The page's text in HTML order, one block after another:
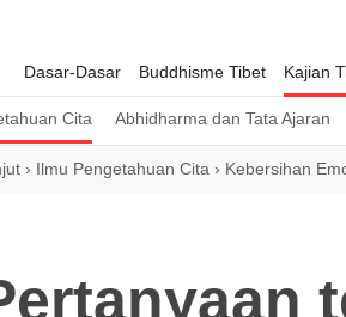
Dasar-Dasar Buddhisme Tibet Kajian
Cita Abhidharma dan Tata Ajaran
› Ilmu Pengetahuan Cita › Kebersihan